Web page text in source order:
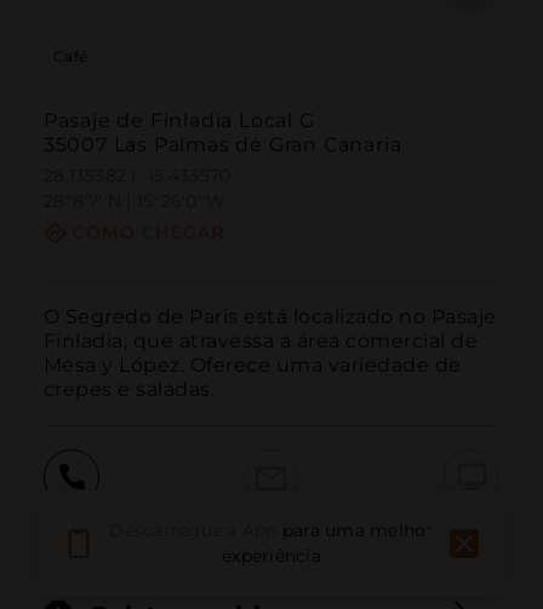
Café
Pasaje de Finladia Local G
35007 Las Palmas de Gran Canaria
O Segredo de Paris está localizado no Pasaje
Finladia, que atravessa a área comercial de
Mesa y López. Oferece uma variedade de
crepes e saladas.
E-mailpara uma melhor
experiência